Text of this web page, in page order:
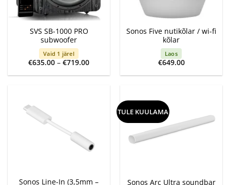
SVS SB-1000 PRO
subwoofer
Vaid 1 järel
€635.00 – €719.00Price
€635.00
Sonos Five nutikõlar / wi-fi
kõlar
Laos
€649.00
Sonos Line-In (3,5mm –
TULE KUULAMA
Sonos Arc Ultra soundbar